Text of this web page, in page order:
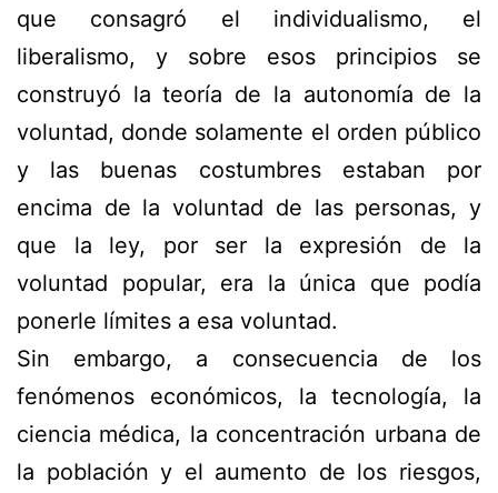
que consagró el individualismo, el
liberalismo, y sobre esos principios se
construyó la teoría de la autonomía de la
voluntad, donde solamente el orden público
y las buenas costumbres estaban por
encima de la voluntad de las personas, y
que la ley, por ser la expresión de la
voluntad popular, era la única que podía
ponerle límites a esa voluntad.
Sin embargo, a consecuencia de los
fenómenos económicos, la tecnología, la
ciencia médica, la concentración urbana de
la población y el aumento de los riesgos,